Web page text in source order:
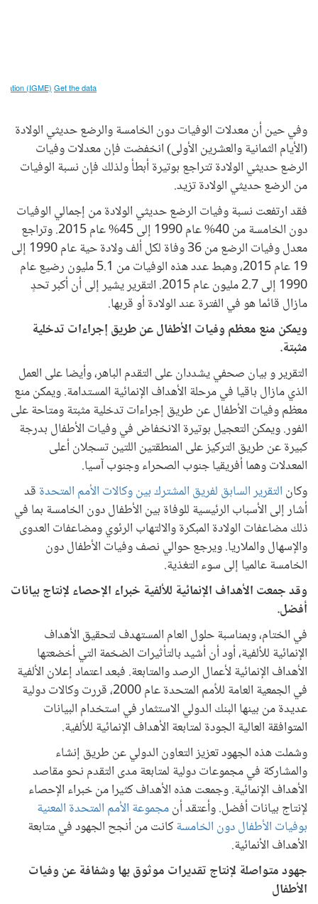
وفي حين أن معدلات الوفيات دون الخامسة والرضع حديثي الولادة
(الأيام الثمانية والعشرين الأولى) انخفضت فإن معدلات وفيات
الرضع حديثي الولادة تتراجع بوتيرة أبطأ ولذلك فإن نسبة الوفيات
من الرضع حديثي الولادة تزيد.
فقد ارتفعت نسبة وفيات الرضع حديثي الولادة من إجمالي الوفيات
دون الخامسة من 40% عام 1990 إلى 45% عام 2015. وتراجع
معدل وفيات الرضع من 36 وفاة لكل ألف ولادة حية عام 1990 إلى
19 عام 2015، وهبط عدد هذه الوفيات من 5.1 مليون رضيع عام
1990 إلى 2.7 مليون عام 2015. التقرير يشير إلى أن أكبر تحدٍ
مازال قائما هو في الفترة عند الولادة أو قربها.
ويمكن منع معظم وفيات الأطفال عن طريق إجراءات تدخلية
مثبتة.
التقرير و بيان صحفي يشددان على التقدم الباهر، وأيضا على العمل
الذي مازال باقيا في مرحلة الأهداف الإنمائية المستدامة. ويمكن منع
معظم وفيات الأطفال عن طريق إجراءات تدخلية مثبتة ومتاحة على
الفور. ويمكن التعجيل بوتيرة الانخفاض في وفيات الأطفال بدرجة
كبيرة عن طريق التركيز على المنطقتين اللتين تسجلان أعلى
المعدلات وهما أفريقيا جنوب الصحراء وجنوب آسيا.
وكان التقرير السابق لفريق المشترك بين وكالات الأمم المتحدة قد
أشار إلى الأسباب الرئيسية للوفاة بين الأطفال دون الخامسة بما في
ذلك مضاعفات الولادة المبكرة والالتهاب الرئوي ومضاعفات العدوى
والإسهال والملاريا. ويرجع حوالي نصف وفيات الأطفال دون
الخامسة عالميا إلى سوء التغذية.
وقد جمعت الأهداف الإنمائية للألفية خبراء الإحصاء لإنتاج بيانات
أفضل.
في الختام، وبمناسبة حلول العام المستهدف لتحقيق الأهداف
الإنمائية للألفية، أود أن أشيد بالتأثيرات الضخمة التي أخضعتها
الأهداف الإنمائية لأعمال الرصد والمتابعة. فبعد اعتماد إعلان الألفية
في الجمعية العامة للأمم المتحدة عام 2000، قررت وكالات دولية
عديدة من بينها البنك الدولي الاستثمار في استخدام البيانات
المتوافقة العالية الجودة لمتابعة الأهداف الإنمائية للألفية.
وشملت هذه الجهود تعزيز التعاون الدولي عن طريق إنشاء
والمشاركة في مجموعات دولية لمتابعة مدى التقدم نحو مقاصد
الأهداف الإنمائية. وجمعت هذه الأهداف كثيرا من خبراء الإحصاء
لإنتاج بيانات أفضل. وأعتقد أنمجموعة الأمم المتحدة المعنية
بوفيات الأطفال دون الخامسةكانت من أنجح الجهود في متابعة
الأهداف الأنمائية.
جهود متواصلة لإنتاج تقديرات موثوق بها وشفافة عن وفيات
الأطفال